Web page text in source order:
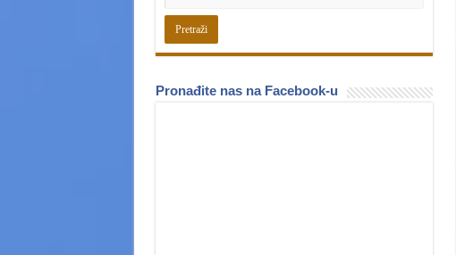
Pronađite nas na Facebook-u